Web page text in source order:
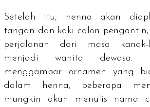
Setelah itu, henna akan
tangan dan kaki calon pengantin,
perjalanan dari masa kanak-
menjadi wanita dewasa.
menggambar ornamen yang
dalam henna, beberapa
mungkin akan menulis nama